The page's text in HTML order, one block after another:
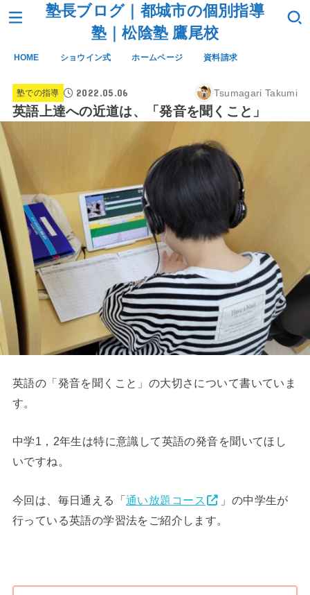
塾長ブログ｜都城市の個別指導
塾｜松陰塾 鷹尾校
HOME ショウイン式 ホームページ 資料請求
塾での指導 2022.05.06 Tsumagari Takumi
英語上達への近道は、「発音を聞くこと」
英語の「発音を聞くこと」の大切さについて書いていま
す。
中学1，2年生は特に意識して英語の発音を聞いてほし
いですね。
今回は、毎日通える「通い放題コース
」の中学生が
行っている英語の学習法をご紹介します。